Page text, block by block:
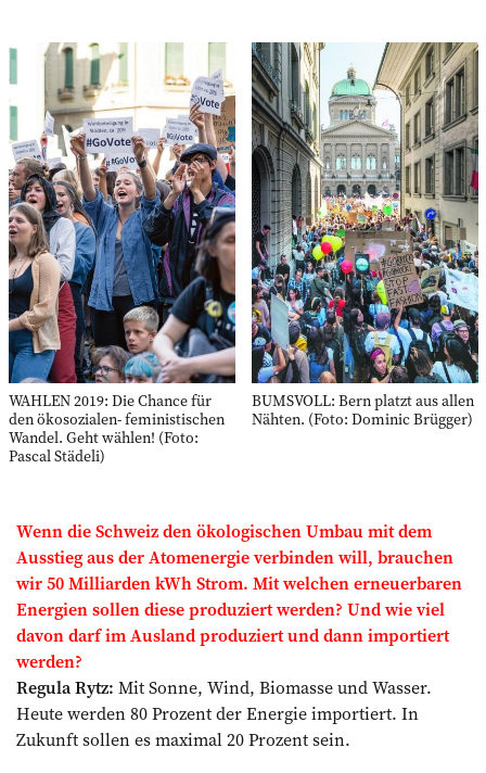
WAHLEN 2019: Die Chance für
den ökosozialen- feministischen
Wandel. Geht wählen! (Foto:
Pascal Städeli)
BUMSVOLL: Bern platzt aus allen
Nähten. (Foto: Dominic Brügger)
Wenn die Schweiz den ökologischen ­Umbau mit dem
Ausstieg aus der ­Atomenergie verbinden will, brauchen
wir 50 Milliarden kWh Strom. Mit welchen er­neuerbaren
Energien sollen diese produziert werden? Und wie viel
davon darf im Ausland produziert und dann importiert
werden?
Regula Rytz: Mit Sonne, Wind, Biomasse und Wasser.
Heute werden 80 Prozent der Energie importiert. In
Zukunft sollen es maximal 20 Prozent sein.